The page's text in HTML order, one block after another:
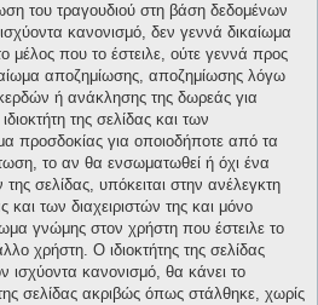
του τραγουδιού στη βάση δεδομένων
κανονισμό, δεν γεννά δικαίωμα
μέλος που το έστειλε, ούτε γεννά προς
αποζημίωσης, αποζημίωσης λόγω
ή ανάκλησης της δωρεάς για
της σελίδας και των
προσδοκίας για οποιοδήποτε από τα
το αν θα ενσωματωθεί ή όχι ένα
σελίδας, υπόκειται στην ανέλεγκτη
και των διαχειριστών της και μόνο
γνώμης στον χρήστη που έστειλε το
χρήστη. Ο ιδιοκτήτης της σελίδας
ισχύοντα κανονισμό, θα κάνει το
σελίδας ακριβώς όπως στάλθηκε, χωρίς